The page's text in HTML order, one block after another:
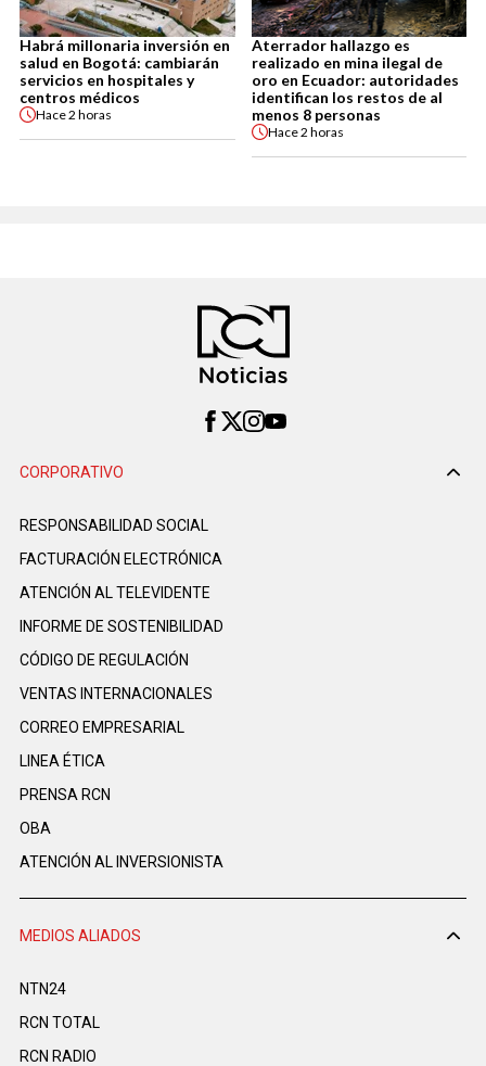
Habrá millonaria inversión en
salud en Bogotá: cambiarán
servicios en hospitales y
centros médicos
Hace2 horas
Aterrador hallazgo es
realizado en mina ilegal de
oro en Ecuador: autoridades
identifican los restos de al
menos 8 personas
Hace2 horas
CORPORATIVO
RESPONSABILIDAD SOCIAL
FACTURACIÓN ELECTRÓNICA
ATENCIÓN AL TELEVIDENTE
INFORME DE SOSTENIBILIDAD
CÓDIGO DE REGULACIÓN
VENTAS INTERNACIONALES
CORREO EMPRESARIAL
LINEA ÉTICA
PRENSA RCN
OBA
ATENCIÓN AL INVERSIONISTA
MEDIOS ALIADOS
NTN24
RCN TOTAL
RCN RADIO